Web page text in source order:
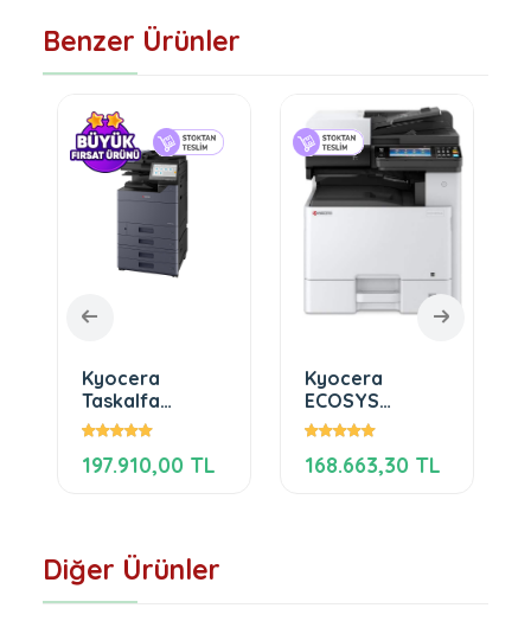
Benzer Ürünler
Kyocera
Taskalfa
MZ3501ci
197.910,00 TL
Kyocera
ECOSYS
M8130cidn
168.663,30 TL
Diğer Ürünler